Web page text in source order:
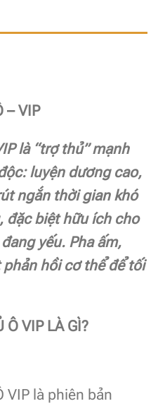
– VIP
là “trợ thủ” mạnh
luyện dương cao,
ngắn thời gian khó
đặc biệt hữu ích cho
yếu. Pha ấm,
hồi cơ thể để tối
Ô VIP LÀ GÌ?
VIP là phiên bản